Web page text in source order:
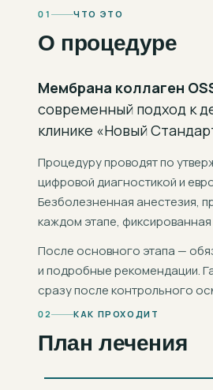
01 ЧТО ЭТО
О процедуре
Мембрана коллаген
современный подход к
клинике «Новый
Процедуру проводят по
цифровой диагностикой и
Безболезненная анестезия,
каждом этапе,
После основного этапа —
и подробные рекомендации.
сразу после контрольного
02 КАК ПРОХОДИТ
План лечения